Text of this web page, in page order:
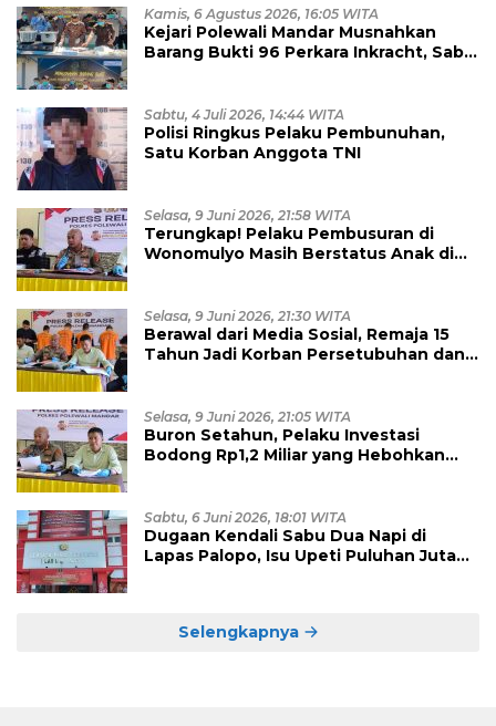
Kamis, 6 Agustus 2026, 16:05 WITA
Kejari Polewali Mandar Musnahkan
Barang Bukti 96 Perkara Inkracht, Sabu
Sabtu, 4 Juli 2026, 14:44 WITA
Polisi Ringkus Pelaku Pembunuhan,
Satu Korban Anggota TNI
Selasa, 9 Juni 2026, 21:58 WITA
Terungkap! Pelaku Pembusuran di
Wonomulyo Masih Berstatus Anak di
Selasa, 9 Juni 2026, 21:30 WITA
Berawal dari Media Sosial, Remaja 15
Tahun Jadi Korban Persetubuhan dan
Selasa, 9 Juni 2026, 21:05 WITA
Buron Setahun, Pelaku Investasi
Bodong Rp1,2 Miliar yang Hebohkan
Sabtu, 6 Juni 2026, 18:01 WITA
Dugaan Kendali Sabu Dua Napi di
Lapas Palopo, Isu Upeti Puluhan Juta
Selengkapnya